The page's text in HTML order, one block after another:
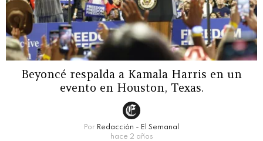
Beyoncé respalda a Kamala Harris en un
evento en Houston, Texas.
Por Redacción - El Semanal
hace 2 años